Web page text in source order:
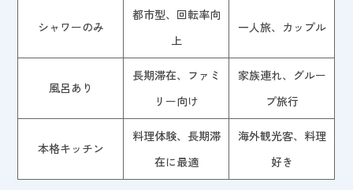
シャワーのみ
都市型、回転率向
上
一人旅、カップル
風呂あり
長期滞在、ファミ
リー向け
家族連れ、グルー
プ旅行
本格キッチン
料理体験、長期滞
在に最適
海外観光客、料理
好き